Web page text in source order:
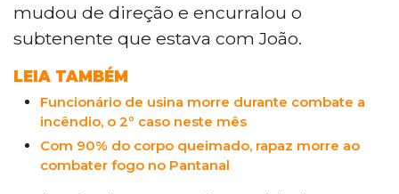
mudou de direção e encurralou o
subtenente que estava com João.
LEIA TAMBÉM
Funcionário de usina morre durante combate a
incêndio, o 2º caso neste mês
Com 90% do corpo queimado, rapaz morre ao
combater fogo no Pantanal